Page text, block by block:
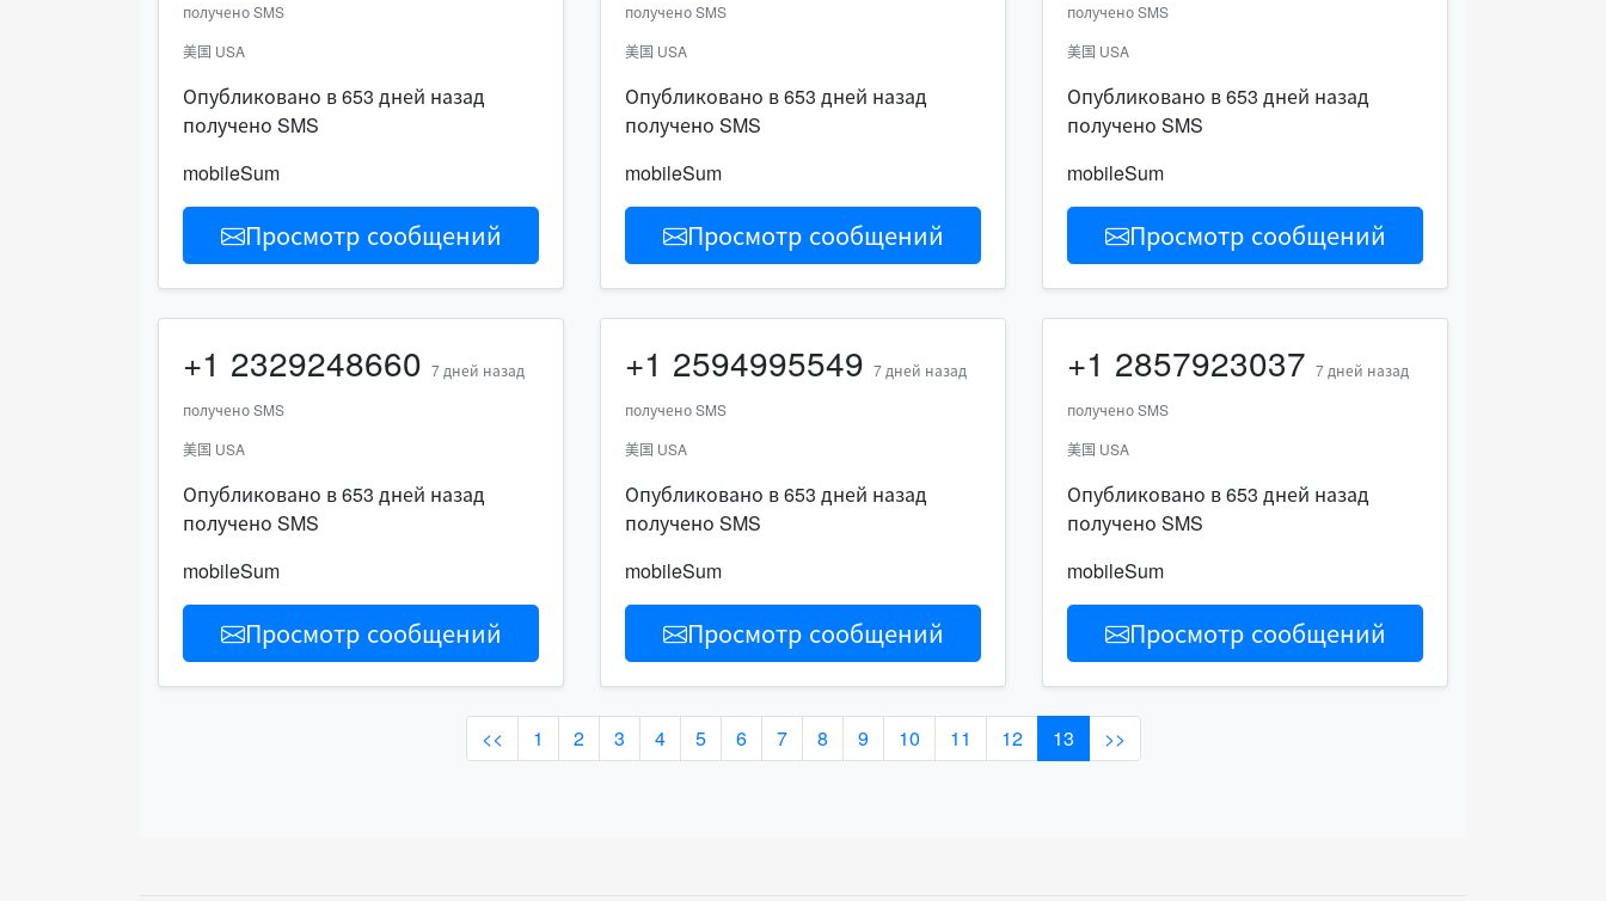
получено SMS
美国 USA
Опубликовано в 653 дней назад
получено SMS
mobileSum
Просмотр сообщений
получено SMS
美国 USA
Опубликовано в 653 дней назад
получено SMS
mobileSum
Просмотр сообщений
получено SMS
美国 USA
Опубликовано в 653 дней назад
получено SMS
mobileSum
Просмотр сообщений
+1 2329248660 7 дней назад
получено SMS
美国 USA
Опубликовано в 653 дней назад
получено SMS
mobileSum
Просмотр сообщений
+1 2594995549 7 дней назад
получено SMS
美国 USA
Опубликовано в 653 дней назад
получено SMS
mobileSum
Просмотр сообщений
+1 2857923037 7 дней назад
получено SMS
美国 USA
Опубликовано в 653 дней назад
получено SMS
mobileSum
Просмотр сообщений
<< 1 2 3 4 5 6 7 8 9 10 11 12 13 >>